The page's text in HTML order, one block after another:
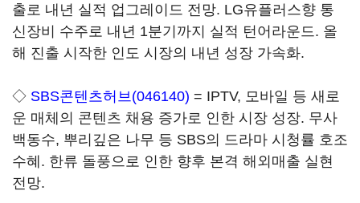
출로 내년 실적 업그레이드 전망. LG유플러스향 통
신장비 수주로 내년 1분기까지 실적 턴어라운드. 올
해 진출 시작한 인도 시장의 내년 성장 가속화.
◇ SBS콘텐츠허브(046140) = IPTV, 모바일 등 새로
운 매체의 콘텐츠 채용 증가로 인한 시장 성장. 무사
백동수, 뿌리깊은 나무 등 SBS의 드라마 시청률 호조
수혜. 한류 돌풍으로 인한 향후 본격 해외매출 실현
전망.